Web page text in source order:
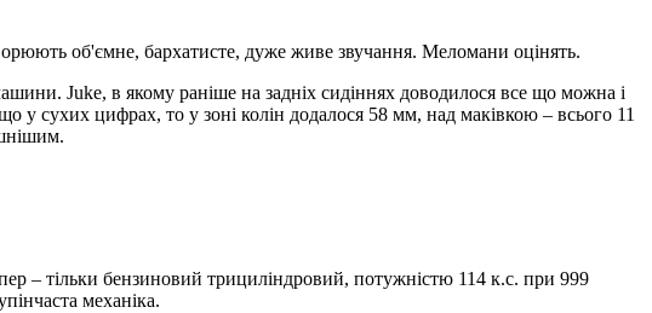
об'ємне, бархатисте, дуже живе звучання. Меломани оцінять.
Juke, в якому раніше на задніх сидіннях доводилося все що можна і
у сухих цифрах, то у зоні колін додалося 58 мм, над маківкою – всього 11
– тільки бензиновий трициліндровий, потужністю 114 к.с. при 999
механіка.